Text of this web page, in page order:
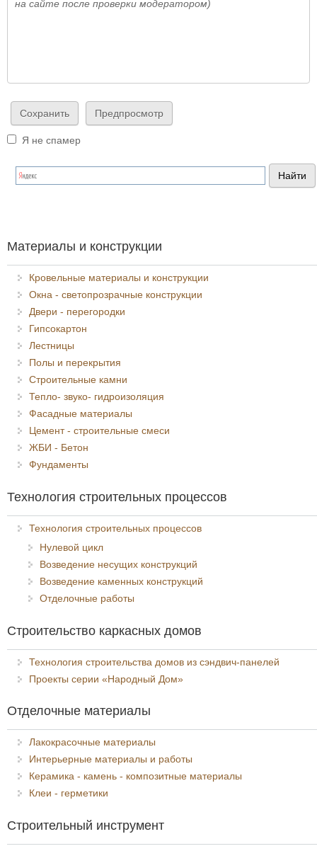
на сайте после проверки модератором)
Я не спамер
Я спамер
Материалы и конструкции
Кровельные материалы и конструкции
Окна - светопрозрачные конструкции
Двери - перегородки
Гипсокартон
Лестницы
Полы и перекрытия
Строительные камни
Тепло- звуко- гидроизоляция
Фасадные материалы
Цемент - строительные смеси
ЖБИ - Бетон
Фундаменты
Технология строительных процессов
Технология строительных процессов
Нулевой цикл
Возведение несущих конструкций
Возведение каменных конструкций
Отделочные работы
Строительство каркасных домов
Технология строительства домов из сэндвич-панелей
Проекты серии «Народный Дом»
Отделочные материалы
Лакокрасочные материалы
Интерьерные материалы и работы
Керамика - камень - композитные материалы
Клеи - герметики
Строительный инструмент